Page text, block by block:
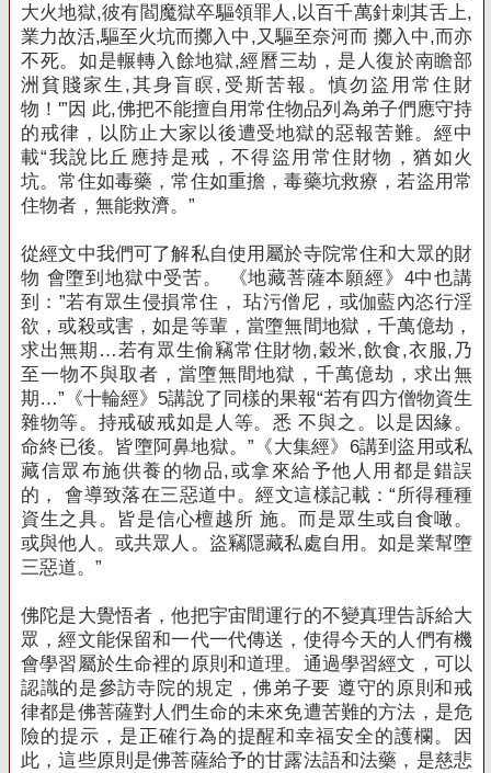
大火地獄,彼有閻魔獄卒驅領罪人,以百千萬針刺其舌上,
業力故活,驅至火坑而擲入中,又驅至奈河而 擲入中,而亦
不死。如是輾轉入餘地獄,經曆三劫，是人復於南瞻部
洲貧賤家生,其身盲瞑,受斯苦報。慎勿盜用常住財
物！'”因 此,佛把不能擅自用常住物品列為弟子們應守持
的戒律，以防止大家以後遭受地獄的惡報苦難。經中
載“我說比丘應持是戒，不得盜用常住財物，猶如火
坑。常住如毒藥，常住如重擔，毒藥坑救療，若盜用常
住物者，無能救濟。”
從經文中我們可了解私自使用屬於寺院常住和大眾的財
物 會墮到地獄中受苦。
《地藏菩薩本願經》4中也講
到：”若有眾生侵損常住， 玷污僧尼，或伽藍內恣行淫
欲，或殺或害，如是等輩，當墮無間地獄，千萬億劫，
求出無期…若有眾生偷竊常住財物,穀米,飲食,衣服,乃
至一物不與取者，當墮無間地獄，千萬億劫，求出無
期…”《十輪經》5講說了同樣的果報“若有四方僧物資生
雜物等。持戒破戒如是人等。悉 不與之。以是因緣。
命終已後。皆墮阿鼻地獄。”《大集經》6講到盜用或私
藏信眾布施供養的物品,或拿來給予他人用都是錯誤
的， 會導致落在三惡道中。經文這樣記載：“所得種種
資生之具。皆是信心檀越所 施。而是眾生或自食噉。
或與他人。或共眾人。盜竊隱藏私處自用。如是業幫墮
三惡道。”
佛陀是大覺悟者，他把宇宙間運行的不變真理告訴給大
眾，經文能保留和一代一代傳送，使得今天的人們有機
會學習屬於生命裡的原則和道理。 通過學習經文，可以
認識的是參訪寺院的規定，佛弟子要 遵守的原則和戒
律都是佛菩薩對人們生命的未來免遭苦難的方法，是危
險的提示，是正確行為的提醒和幸福安全的護欄。
因
此，這些原則是佛菩薩給予的甘露法語和法藥，是慈悲